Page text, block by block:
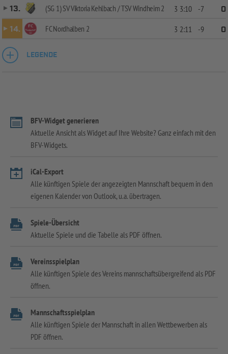
13. (SG 1) SV Viktoria Kehlbach / TSV Windheim 2 3 3:10 -7
0
14.
FC Nordhalben 2 3 2:11 -9 0
LEGENDE
BFV-Widget generieren
Aktuelle Ansicht als Widget auf Ihre Website? Ganz einfach mit den
BFV-Widgets.
iCal-Export
Alle künftigen Spiele der angezeigten Mannschaft bequem in den
eigenen Kalender von Outlook, u.a. übertragen.
Spiele-Übersicht
Aktuelle Spiele und die Tabelle als PDF öffnen.
Vereinsspielplan
Alle künftigen Spiele des Vereins mannschaftsübergreifend als PDF
öffnen.
Mannschaftsspielplan
Alle künftigen Spiele der Mannschaft in allen Wettbewerben als
PDF öffnen.